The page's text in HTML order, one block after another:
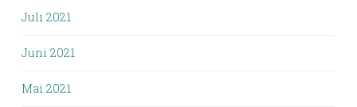
Juli 2021
Juni 2021
Mai 2021